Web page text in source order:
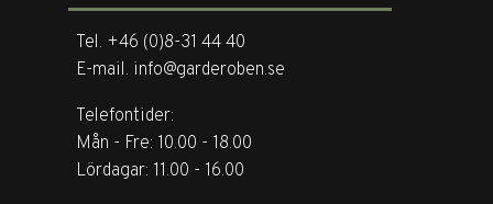
Tel. +46 (0)8-31 44 40
E-mail. info@garderoben.se
Telefontider:
Mån - Fre: 10.00 - 18.00
Lördagar: 11.00 - 16.00